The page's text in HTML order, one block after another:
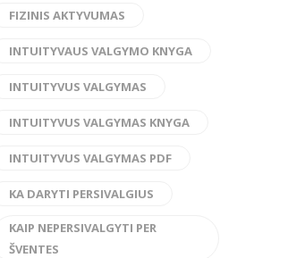
FIZINIS AKTYVUMAS
INTUITYVAUS VALGYMO KNYGA
INTUITYVUS VALGYMAS
INTUITYVUS VALGYMAS KNYGA
INTUITYVUS VALGYMAS PDF
KA DARYTI PERSIVALGIUS
KAIP NEPERSIVALGYTI PER
ŠVENTES